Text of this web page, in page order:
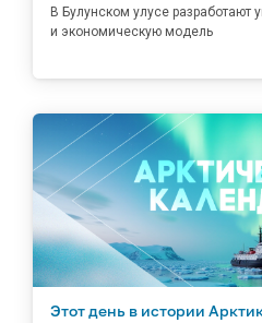
В Булунском улусе разработают
и экономическую модель
Этот день в истории